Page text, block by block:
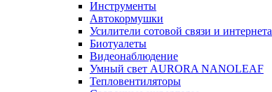
Инструменты
Автокормушки
Усилители сотовой связи и интернета
Биотуалеты
Видеонаблюдение
Умный свет AURORA NANOLEAF
Тепловентиляторы